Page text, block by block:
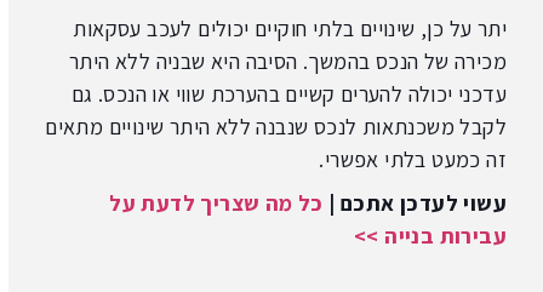
יתר על כן, שינויים בלתי חוקיים יכולים לעכב עסקאות
מכירה של הנכס בהמשך. הסיבה היא שבניה ללא היתר
עדכני יכולה להערים קשיים בהערכת שווי או הנכס. גם
לקבל משכנתאות לנכס שנבנה ללא היתר שינויים מתאים
זה כמעט בלתי אפשרי.
עשוי לעדכן אתכם | כל מה שצריך לדעת על
עבירות בנייה >>